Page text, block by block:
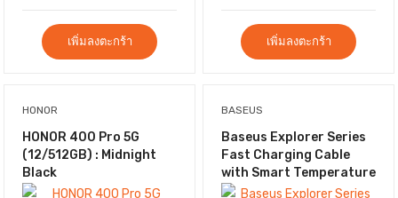
เพิ่มลงตะกร้า เพิ่มลงตะกร้า
HONOR
HONOR 400 Pro 5G
(12/512GB) : Midnight
Black
BASEUS
Baseus Explorer Series
Fast Charging Cable
with Smart Temperature
Control USB to Type-C